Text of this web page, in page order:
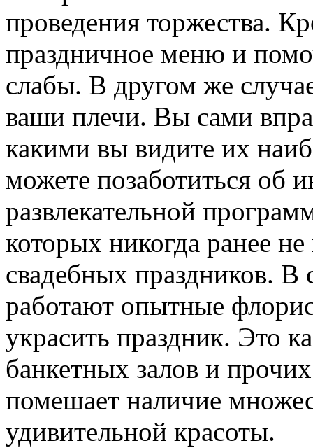
проведения торжества.
праздничное меню и
слабы. В другом же
ваши плечи. Вы сами
какими вы видите их
можете позаботиться об
развлекательной
которых никогда ранее
свадебных праздников. В
работают опытные
украсить праздник. Это
банкетных залов и
помешает наличие
удивительной красоты.